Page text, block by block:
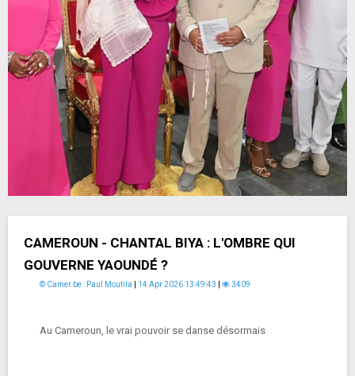
CAMEROUN - CHANTAL BIYA : L'OMBRE QUI
GOUVERNE YAOUNDÉ ?
© Camer.be : Paul Moutila 14 Apr 2026 13:49:43 3409
Au Cameroun, le vrai pouvoir se danse désormais